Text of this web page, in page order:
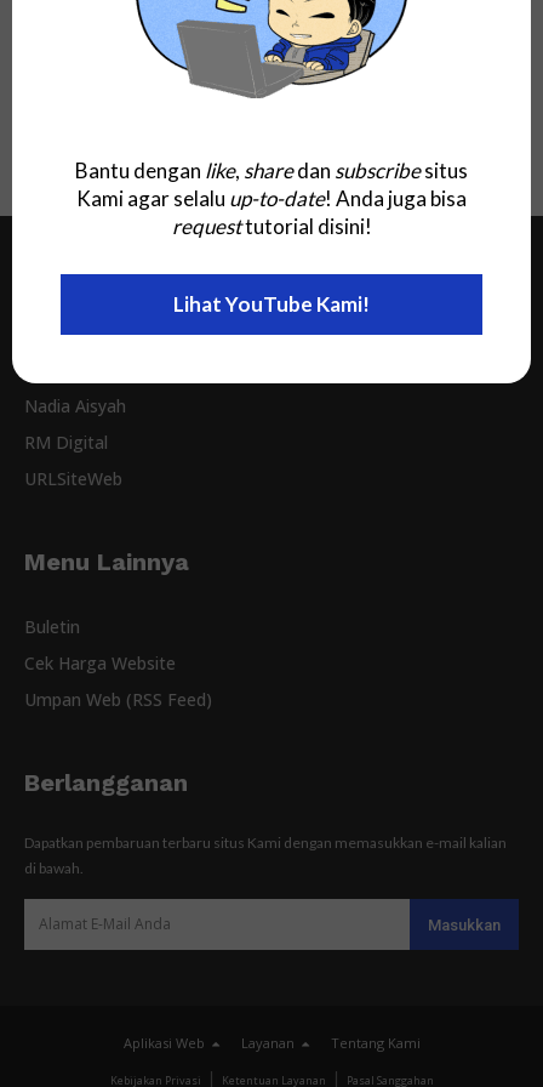
Quran in Word Versi Terbaru: 5.0 Ms.
Office Windows dan MacOS Add-
In/Plugin, Full 2026 Gratis Download!
Jaringan Kami
Nadia Aisyah
RM Digital
URLSiteWeb
Menu Lainnya
Buletin
Cek Harga Website
Umpan Web (RSS Feed)
Berlangganan
Dapatkan pembaruan terbaru situs Kami dengan memasukkan e-mail kalian
di bawah.
Aplikasi Web Layanan Tentang Kami
Kebijakan Privasi Ketentuan Layanan Pasal Sanggahan
Bantu dengan like, sharedan subscribesitus
Kami agar selalu up-to-date! Anda juga bisa
requesttutorial disini!
Lihat YouTube Kami!